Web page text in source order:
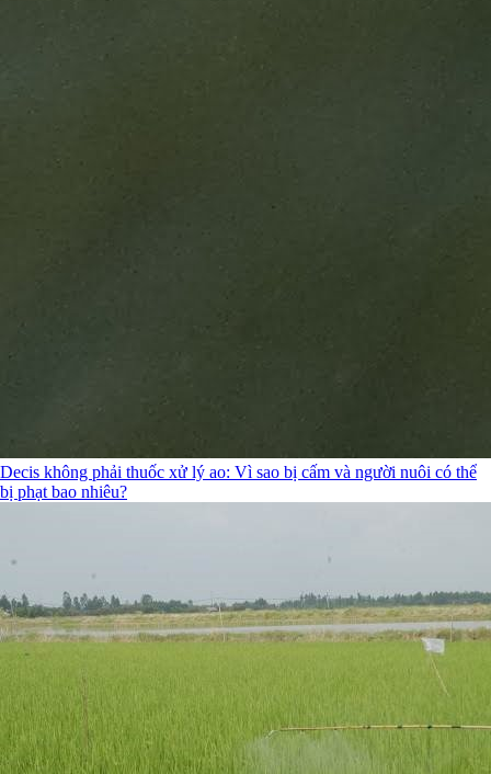
Decis không phải thuốc xử lý ao: Vì sao bị cấm và người nuôi có thể
bị phạt bao nhiêu?